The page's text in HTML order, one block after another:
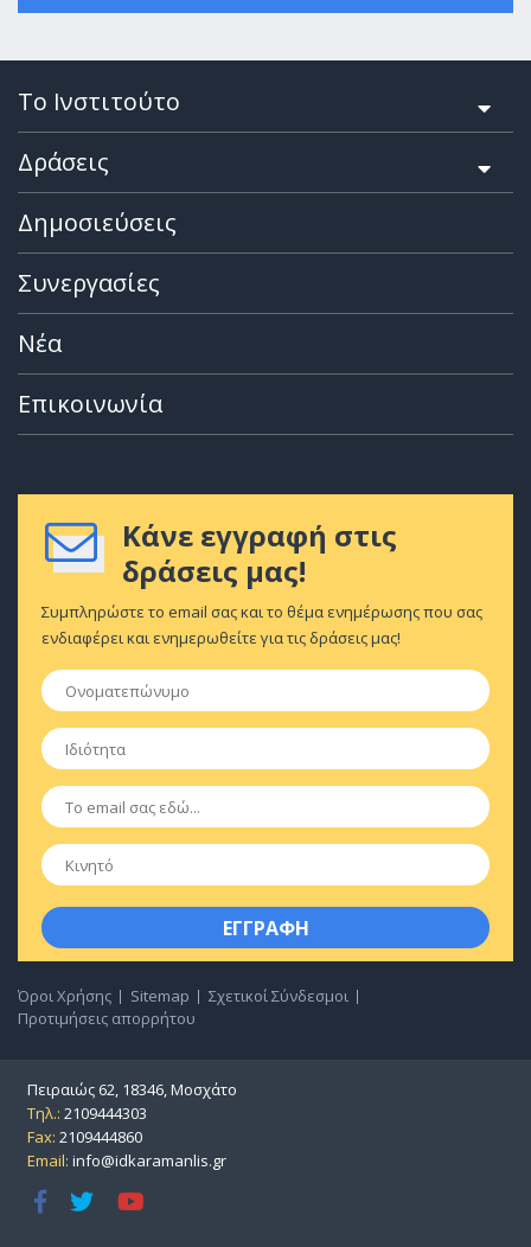
Το Ινστιτούτο
Δράσεις
Δημοσιεύσεις
Συνεργασίες
Νέα
Επικοινωνία
Κάνε εγγραφή στις
δράσεις μας!
Συμπληρώστε το email σας και το θέμα ενημέρωσης που σας
ενδιαφέρει και ενημερωθείτε για τις δράσεις μας!
Ονοματεπώνυμο
Ιδιότητα
Email
Κινητό
Όροι Χρήσης Sitemap
Σχετικοί Σύνδεσμοι
Προτιμήσεις απορρήτου
Πειραιώς 62, 18346, Μοσχάτο
Τηλ.: 2109444303
Fax: 2109444860
Email: info@idkaramanlis.gr